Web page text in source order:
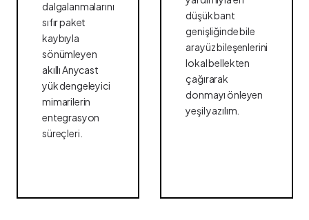
dalgalanmalarını
sıfır paket
kaybıyla
sönümleyen
akıllı Anycast
yük dengeleyici
mimarilerin
entegrasyon
süreçleri.
düşük bant
genişliğinde bile
arayüz bileşenlerini
lokal bellekten
çağırarak
donmayı önleyen
yeşil yazılım.